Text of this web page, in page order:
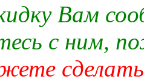
Вам
с ним,
сделать